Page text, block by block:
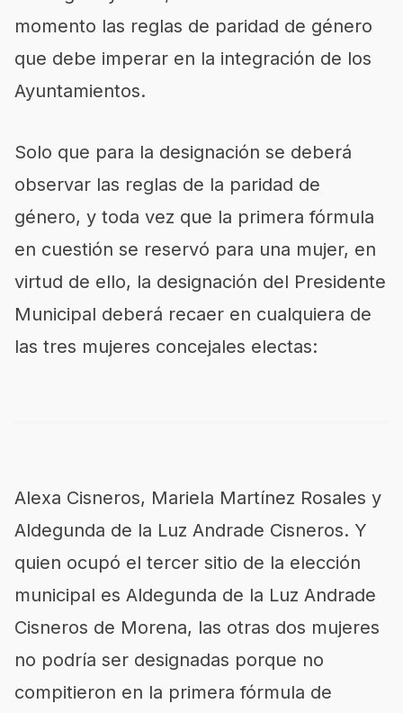
momento las reglas de paridad de género
que debe imperar en la integración de los
Ayuntamientos.
Solo que para la designación se deberá
observar las reglas de la paridad de
género, y toda vez que la primera fórmula
en cuestión se reservó para una mujer, en
virtud de ello, la designación del Presidente
Municipal deberá recaer en cualquiera de
las tres mujeres concejales electas:
Alexa Cisneros, Mariela Martínez Rosales y
Aldegunda de la Luz Andrade Cisneros. Y
quien ocupó el tercer sitio de la elección
municipal es Aldegunda de la Luz Andrade
Cisneros de Morena, las otras dos mujeres
no podría ser designadas porque no
compitieron en la primera fórmula de